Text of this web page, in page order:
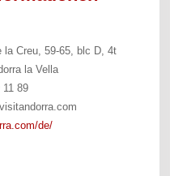
la Creu, 59-65, blc D, 4t
la Vella
11 89
de/